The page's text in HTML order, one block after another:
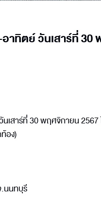
อาทิตย์ วันเสาร์ที่
นเสาร์ที่ 30 พฤศจิกายน
กท้อง)
นนทบุรี